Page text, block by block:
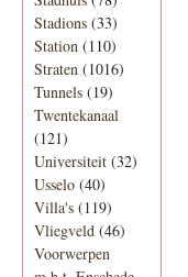
Stadions (33)
Station (110)
Straten (1016)
Tunnels (19)
Twentekanaal
(121)
Universiteit (32)
Usselo (40)
Villa's (119)
Vliegveld (46)
Voorwerpen